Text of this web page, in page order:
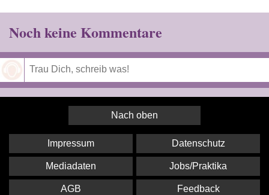
Noch keine Kommentare
Nach oben
Impressum Datenschutz
Mediadaten Jobs/Praktika
AGB Feedback